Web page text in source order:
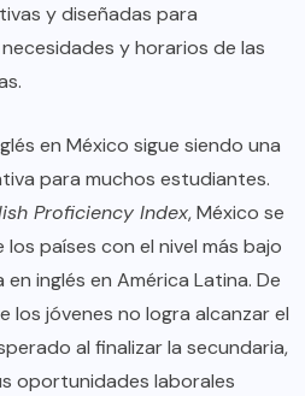
y diseñadas para
y horarios de las
en México sigue siendo una
para muchos estudiantes.
Proficiency Index, México se
países con el nivel más bajo
inglés en América Latina. De
los jóvenes no logra alcanzar el
al finalizar la secundaria,
oportunidades laborales